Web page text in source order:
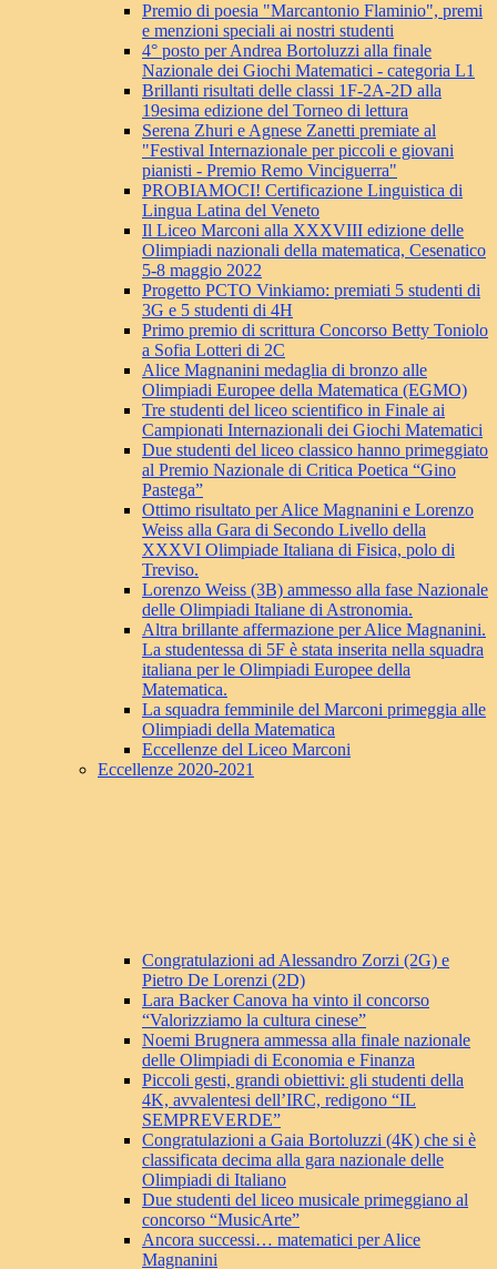
Premio di poesia "Marcantonio Flaminio", premi
e menzioni speciali ai nostri studenti
4° posto per Andrea Bortoluzzi alla finale
Nazionale dei Giochi Matematici - categoria L1
Brillanti risultati delle classi 1F-2A-2D alla
19esima edizione del Torneo di lettura
Serena Zhuri e Agnese Zanetti premiate al
"Festival Internazionale per piccoli e giovani
pianisti - Premio Remo Vinciguerra"
PROBIAMOCI! Certificazione Linguistica di
Lingua Latina del Veneto
Il Liceo Marconi alla XXXVIII edizione delle
Olimpiadi nazionali della matematica, Cesenatico
5-8 maggio 2022
Progetto PCTO Vinkiamo: premiati 5 studenti di
3G e 5 studenti di 4H
Primo premio di scrittura Concorso Betty Toniolo
a Sofia Lotteri di 2C
Alice Magnanini medaglia di bronzo alle
Olimpiadi Europee della Matematica (EGMO)
Tre studenti del liceo scientifico in Finale ai
Campionati Internazionali dei Giochi Matematici
Due studenti del liceo classico hanno primeggiato
al Premio Nazionale di Critica Poetica “Gino
Pastega”
Ottimo risultato per Alice Magnanini e Lorenzo
Weiss alla Gara di Secondo Livello della
XXXVI Olimpiade Italiana di Fisica, polo di
Treviso.
Lorenzo Weiss (3B) ammesso alla fase Nazionale
delle Olimpiadi Italiane di Astronomia.
Altra brillante affermazione per Alice Magnanini.
La studentessa di 5F è stata inserita nella squadra
italiana per le Olimpiadi Europee della
Matematica.
La squadra femminile del Marconi primeggia alle
Olimpiadi della Matematica
Eccellenze del Liceo Marconi
Eccellenze 2020-2021
Congratulazioni ad Alessandro Zorzi (2G) e
Pietro De Lorenzi (2D)
Lara Backer Canova ha vinto il concorso
“Valorizziamo la cultura cinese”
Noemi Brugnera ammessa alla finale nazionale
delle Olimpiadi di Economia e Finanza
Piccoli gesti, grandi obiettivi: gli studenti della
4K, avvalentesi dell’IRC, redigono “IL
SEMPREVERDE”
Congratulazioni a Gaia Bortoluzzi (4K) che si è
classificata decima alla gara nazionale delle
Olimpiadi di Italiano
Due studenti del liceo musicale primeggiano al
concorso “MusicArte”
Ancora successi… matematici per Alice
Magnanini